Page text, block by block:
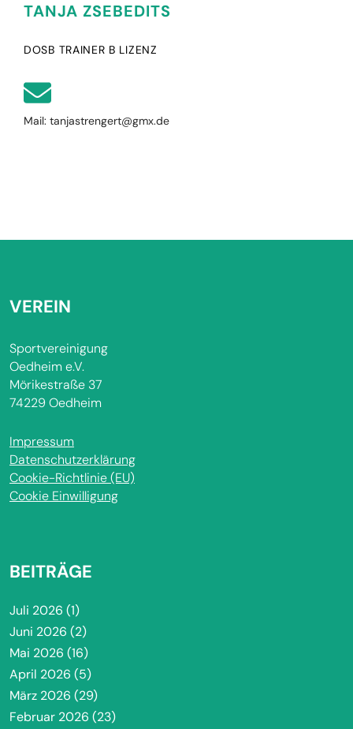
TANJA ZSEBEDITS
DOSB TRAINER B LIZENZ
Mail: tanjastrengert@gmx.de
VEREIN
Sportvereinigung
Oedheim e.V.
Mörikestraße 37
74229 Oedheim
Impressum
Datenschutzerklärung
Cookie-Richtlinie (EU)
Cookie Einwilligung
BEITRÄGE
Juli 2026 (1)
Juni 2026 (2)
Mai 2026 (16)
April 2026 (5)
März 2026 (29)
Februar 2026 (23)